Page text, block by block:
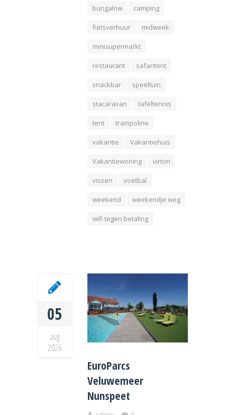
bungalow camping
fietsverhuur midweek
minisupermarkt
restaurant safaritent
snackbar speeltuin
stacaravan tafeltennis
tent trampoline
vakantie Vakantiehuis
Vakantiewoning virton
vissen voetbal
weekend weekendje weg
wifi tegen betaling
05
aug
2026
EuroParcs
Veluwemeer
Nunspeet